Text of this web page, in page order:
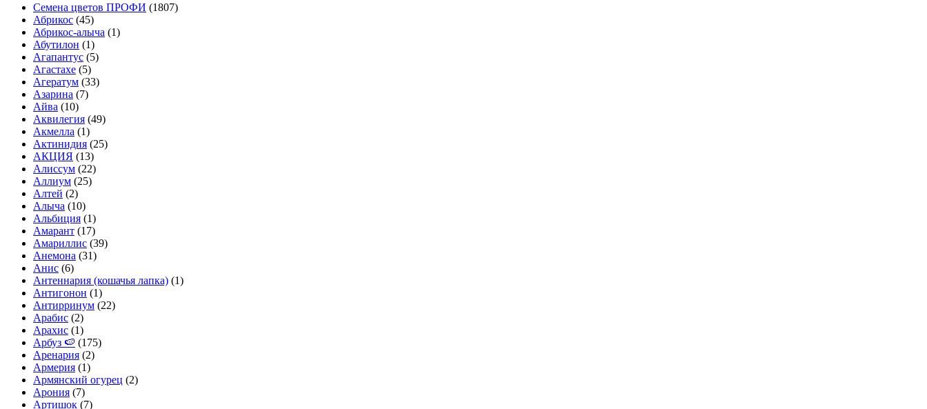
Cемена цветов ПРОФИ (1807)
Абрикос (45)
Абрикос-алыча (1)
Абутилон (1)
Агапантус (5)
Агастахе (5)
Агератум (33)
Азарина (7)
Айва (10)
Аквилегия (49)
Акмелла (1)
Актинидия (25)
АКЦИЯ (13)
Алиссум (22)
Аллиум (25)
Алтей (2)
Алыча (10)
Альбиция (1)
Амарант (17)
Амариллис (39)
Анемона (31)
Анис (6)
Антеннария (кошачья лапка) (1)
Антигонон (1)
Антирринум (22)
Арабис (2)
Арахис (1)
Арбуз 🍉 (175)
Аренария (2)
Армерия (1)
Армянский огурец (2)
Арония (7)
Артишок (7)